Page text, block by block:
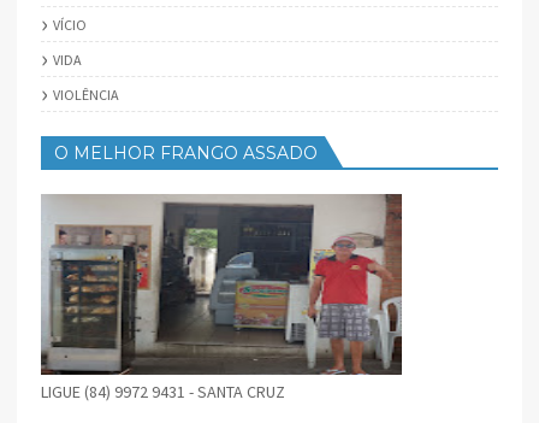
VÍCIO
VIDA
VIOLÊNCIA
O MELHOR FRANGO ASSADO
LIGUE (84) 9972 9431 - SANTA CRUZ